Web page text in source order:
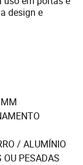
design e
/ ALUMÍNIO
OU PESADAS